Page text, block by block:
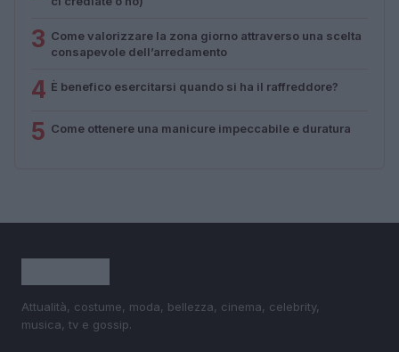
3 Come valorizzare la zona giorno attraverso una scelta
consapevole dell’arredamento
4 È benefico esercitarsi quando si ha il raffreddore?
5 Come ottenere una manicure impeccabile e duratura
Attualità, costume, moda, bellezza, cinema, celebrity,
musica, tv e gossip.